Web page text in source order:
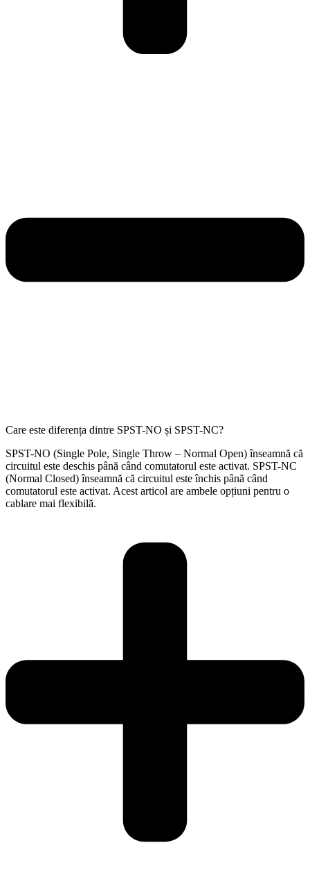
Care este diferența dintre SPST-NO și SPST-NC?
SPST-NO (Single Pole, Single Throw – Normal Open) înseamnă că
circuitul este deschis până când comutatorul este activat. SPST-NC
(Normal Closed) înseamnă că circuitul este închis până când
comutatorul este activat. Acest articol are ambele opțiuni pentru o
cablare mai flexibilă.